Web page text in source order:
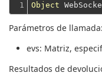
1 Object
Parámetros de llamada:
evs: Matriz,
Resultados de